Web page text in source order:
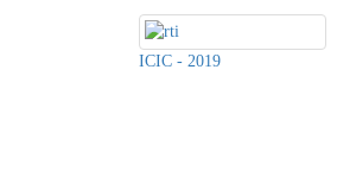
ICIC - 2019